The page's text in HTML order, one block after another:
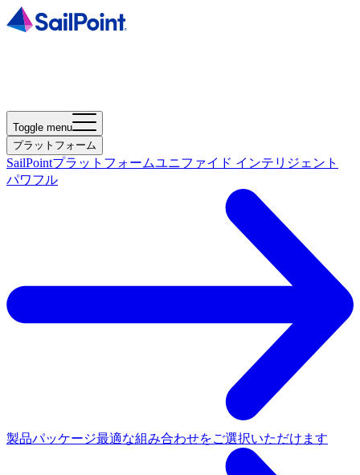
Toggle menu
プラットフォーム
SailPointプラットフォームユニファイド インテリジェント
パワフル
製品パッケージ最適な組み合わせをご選択いただけます